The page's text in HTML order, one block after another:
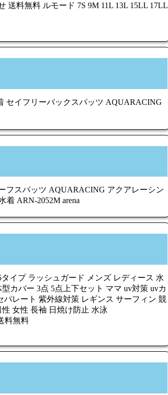
送料無料 ルモード 7S 9M 11L 13L 15LL 17LL
セイフリーバックスパッツ AQUARACING
フスパッツ AQUARACING アクアレーシン
着 ARN-2052M arena
タイプ ラッシュガード メンズ レディース 水
カバー 3点 5点上下セット ママ uv対策 uvカ
パレート 紫外線対策 レギンス サーフィン 競
女性 長袖 日焼け防止 水泳
料無料